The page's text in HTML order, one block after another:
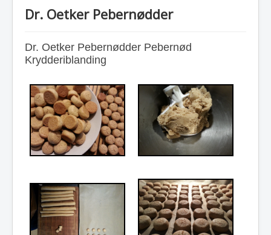
Dr. Oetker Pebernødder
Dr. Oetker Pebernødder Pebernød
Krydderiblanding